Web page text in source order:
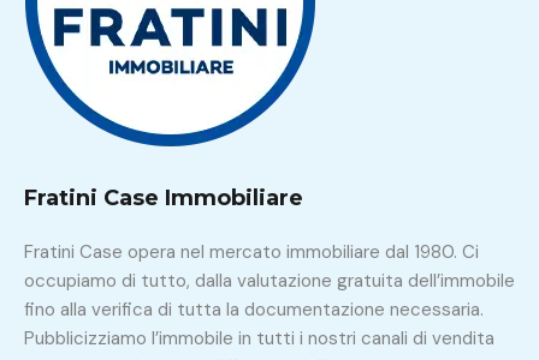
Fratini Case Immobiliare
Fratini Case opera nel mercato immobiliare dal 1980. Ci
occupiamo di tutto, dalla valutazione gratuita dell’immobile
fino alla verifica di tutta la documentazione necessaria.
Pubblicizziamo l’immobile in tutti i nostri canali di vendita